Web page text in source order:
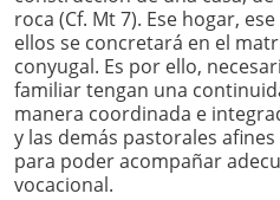
roca (Cf. Mt 7). Ese hogar,
ellos se concretará en el
conyugal. Es por ello,
familiar tengan una
manera coordinada e
y las demás pastorales
para poder acompañar
vocacional.